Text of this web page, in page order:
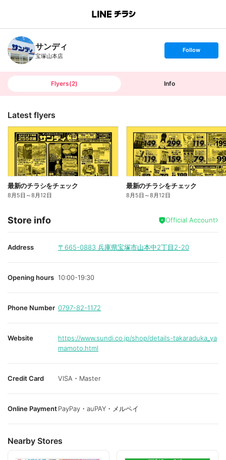
B
n
c
h
T
サンディ
宝塚山本店
s
t
o
Follow
Flyers(2) Info
Latest flyers
最新のチラシをチェック
8月5日 ～8月12日
最新のチラシをチェック
8月5日 ～8月12日
Store info Official Account
Address 〒665-0883 兵庫県宝塚市山本中2丁目2-20
Opening hours 10:00-19:30
Phone Number 0797-82-1172
Website
https://www.sundi.co.jp/shop/details-takaraduka_ya
mamoto.html
Credit Card VISA・Master
Online PaymentPayPay・auPAY・メルペイ
Nearby Stores